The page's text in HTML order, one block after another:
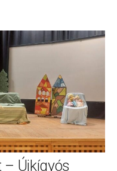
– Újkígyós